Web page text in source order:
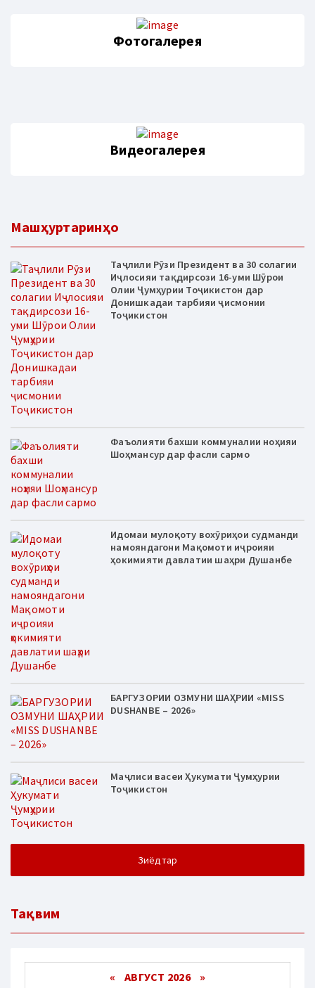
Фотогалерея
Видеогалерея
Машҳуртаринҳо
Таҷлили Рӯзи Президент ва 30 солагии
Иҷлосияи тақдирсози 16-уми Шӯрои
Олии Ҷумҳурии Тоҷикистон дар
Донишкадаи тарбияи ҷисмонии
Тоҷикистон
Фаъолияти бахши коммуналии ноҳияи
Шоҳмансур дар фасли сармо
Идомаи мулоқоту вохӯриҳои судманди
намояндагони Мақомоти иҷроияи
ҳокимияти давлатии шаҳри Душанбе
БАРГУЗОРИИ ОЗМУНИ ШАҲРИИ «MISS
DUSHANBE – 2026»
Маҷлиси васеи Ҳукумати Ҷумҳурии
Тоҷикистон
Зиёдтар
Тақвим
« АВГУСТ 2026 »